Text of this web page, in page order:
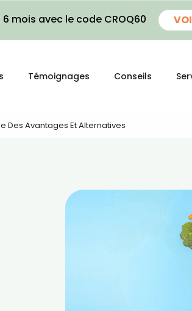
mois avec le code CROQ60
Témoignages Conseils
Des Avantages Et Alternatives